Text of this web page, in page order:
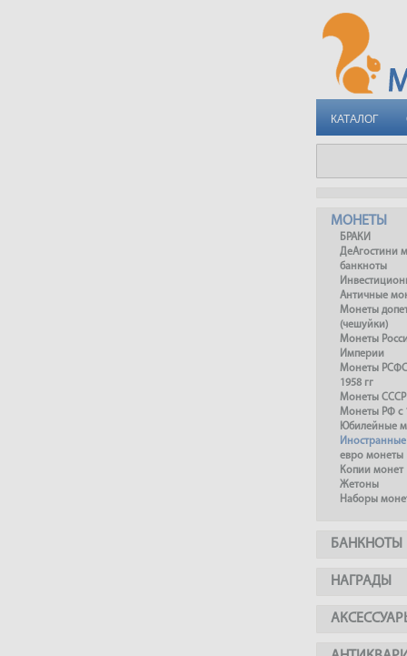
КАТАЛОГ
МОНЕТЫ
БРАКИ
ДеАгостини
банкноты
Античные
Монеты
(чешуйки)
Монеты
Империи
Монеты
1958 гг
Монеты СССР
Монеты РФ с
Юбилейные
евро монеты
Копии монет
Жетоны
Наборы
БАНКНОТЫ
НАГРАДЫ